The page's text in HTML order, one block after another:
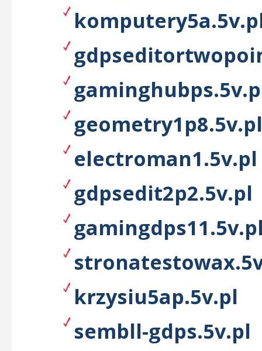
geometry1p8.5v.pl
electroman1.5v.pl
gdpsedit2p2.5v.pl
krzysiu5ap.5v.pl
sembll-gdps.5v.pl